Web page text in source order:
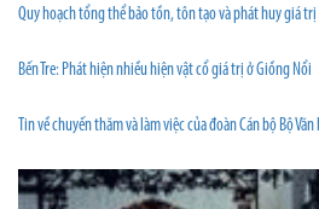
Quy hoạch tổng thể bảo tồn, tôn tạo và phát huy giá
Bến Tre: Phát hiện nhiều hiện vật cổ giá trị ở Giồng Nổi
Tin về chuyến thăm và làm việc của đoàn Cán bộ Bộ